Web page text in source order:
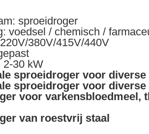
sproeidroger
voedsel / chemisch /
380V/415V/440V
2-30 kW
sproeidroger voor
sproeidroger voor
voor varkensbloedmeel,
van roestvrij staal